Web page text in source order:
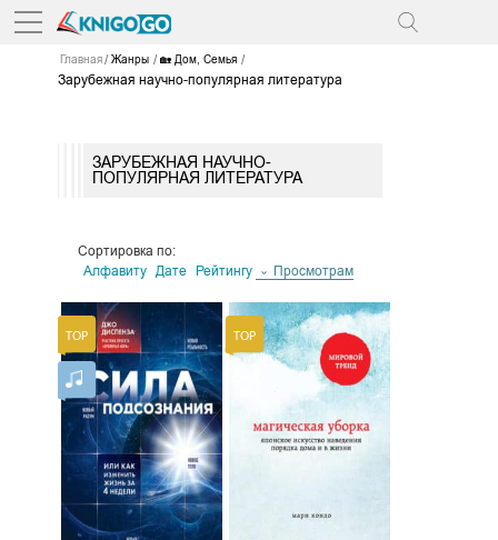
Главная Жанры 🏡 Дом, Семья
Зарубежная научно-популярная литература
ЗАРУБЕЖНАЯ НАУЧНО-
ПОПУЛЯРНАЯ ЛИТЕРАТУРА
Сортировка по:
Алфавиту
Дате Рейтингу Просмотрам